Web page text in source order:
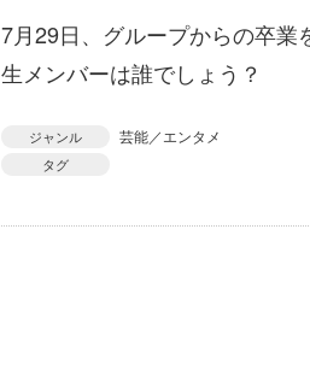
7月29日、グループからの卒業
生メンバーは誰でしょう？
ジャンル 芸能／エンタメ
タグ